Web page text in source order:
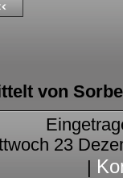
von
23